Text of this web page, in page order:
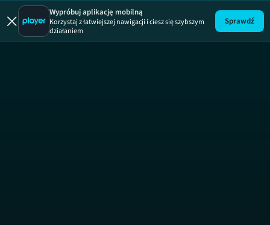
Wypróbuj aplikację mobilną
Korzystaj z łatwiejszej nawigacji i ciesz się szybszym
działaniem
Sprawdź